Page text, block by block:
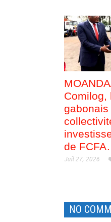
Comilog,
gabonais
de
Juil 27, 2026
NO